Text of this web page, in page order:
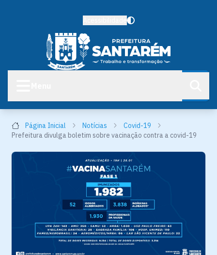
Página Inicial Notícias
Covid-19
Prefeitura divulga boletim sobre vacinação contra a covid-19